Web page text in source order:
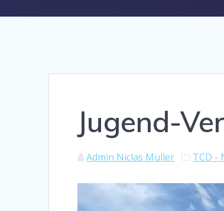
Jugend-
Admin Niclas Müller TCD -